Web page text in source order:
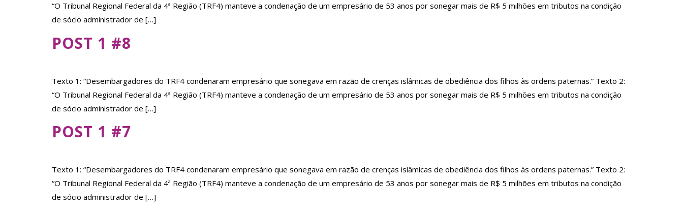
“O Tribunal Regional Federal da 4ª Região (TRF4) manteve a condenação de um empresário de 53 anos por sonegar mais de R$ 5 milhões em tributos na condição
de sócio administrador de […]
POST 1 #8
Texto 1: “Desembargadores do TRF4 condenaram empresário que sonegava em razão de crenças islâmicas de obediência dos filhos às ordens paternas.” Texto 2:
“O Tribunal Regional Federal da 4ª Região (TRF4) manteve a condenação de um empresário de 53 anos por sonegar mais de R$ 5 milhões em tributos na condição
de sócio administrador de […]
POST 1 #7
Texto 1: “Desembargadores do TRF4 condenaram empresário que sonegava em razão de crenças islâmicas de obediência dos filhos às ordens paternas.” Texto 2:
“O Tribunal Regional Federal da 4ª Região (TRF4) manteve a condenação de um empresário de 53 anos por sonegar mais de R$ 5 milhões em tributos na condição
de sócio administrador de […]